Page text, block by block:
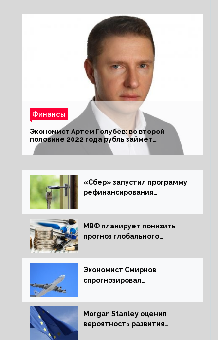
Финансы
Экономист Артем Голубев: во второй
половине 2022 года рубль займет
комфортный курс
«Сбер» запустил программу
рефинансирования
МВФ планирует понизить
прогноз глобального
следующем отчете
Экономист Смирнов
спрогнозировал
России
Morgan Stanley оценил
вероятность развития